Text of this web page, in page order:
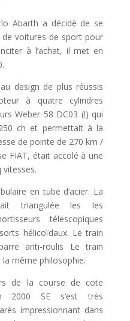
Abarth a décidé de se
voitures de sport pour
à l’achat, il met en
design de plus réussis
à quatre cylindres
Weber 58 DC03 (!) qui
ch et permettait à la
de pointe de 270 km /
FIAT, était accolé à une
en tube d’acier. La
triangulée les les
télescopiques
hélicoïdaux. Le train
anti-roulis Le train
même philosophie.
de la course de cote
2000 SE s’est très
impressionnant dans